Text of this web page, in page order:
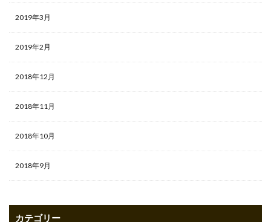
2019年3月
2019年2月
2018年12月
2018年11月
2018年10月
2018年9月
カテゴリー